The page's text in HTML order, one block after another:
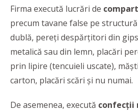
Firma execută lucrări de
precum tavane false pe
dublă, pereți despărțitori din
metalică sau din lemn, placări
prin lipire (tencuieli uscate),
carton, placări scări şi nu numai.
De asemenea, execută confecții